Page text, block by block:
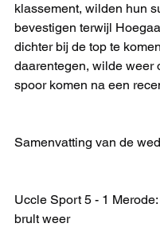
klassement, wilden hun
bevestigen terwijl
dichter bij de top te
daarentegen, wilde weer
spoor komen na een
Samenvatting van de
Uccle Sport 5 - 1
brult weer